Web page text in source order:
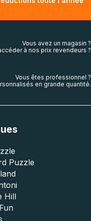
Vous avez un magasin ?
à nos prix revendeurs ?
Vous êtes professionnel ?
en grande quantité.
Puzzle
Hill